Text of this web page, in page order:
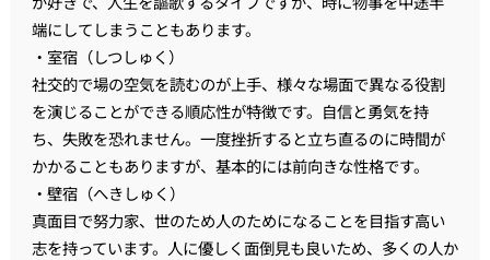
端にしてしまうこともあります。
・室宿（しつしゅく）
社交的で場の空気を読むのが上手、様々な場面で異なる役割
を演じることができる順応性が特徴です。自信と勇気を持
ち、失敗を恐れません。一度挫折すると立ち直るのに時間が
かかることもありますが、基本的には前向きな性格です。
・壁宿（へきしゅく）
真面目で努力家、世のため人のためになることを目指す高い
志を持っています。人に優しく面倒見も良いため、多くの人か